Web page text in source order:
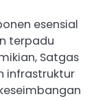
esensial
terpadu
Satgas
infrastruktur